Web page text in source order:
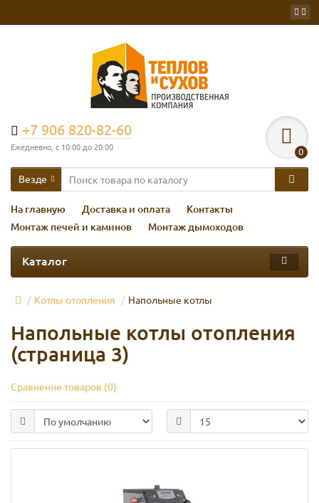
+7 906 820-82-60
Ежедневно, с 10:00 до 20:00 0
Везде
На главную Доставка и оплата
Контакты
Монтаж печей и каминов
Монтаж дымоходов
Каталог
Котлы отопления Напольные котлы
Напольные котлы отопления
(страница 3)
Сравнение товаров (0)